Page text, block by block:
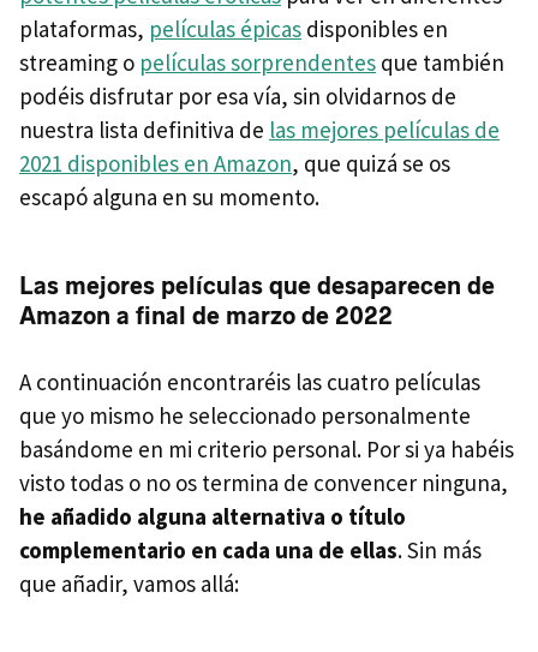
plataformas, películas épicas disponibles en
streaming o películas sorprendentes que también
podéis disfrutar por esa vía, sin olvidarnos de
nuestra lista definitiva de las mejores películas de
2021 disponibles en Amazon, que quizá se os
escapó alguna en su momento.
Las mejores películas que desaparecen de
Amazon a final de marzo de 2022
A continuación encontraréis las cuatro películas
que yo mismo he seleccionado personalmente
basándome en mi criterio personal. Por si ya habéis
visto todas o no os termina de convencer ninguna,
he añadido alguna alternativa o título
complementario en cada una de ellas. Sin más
que añadir, vamos allá: